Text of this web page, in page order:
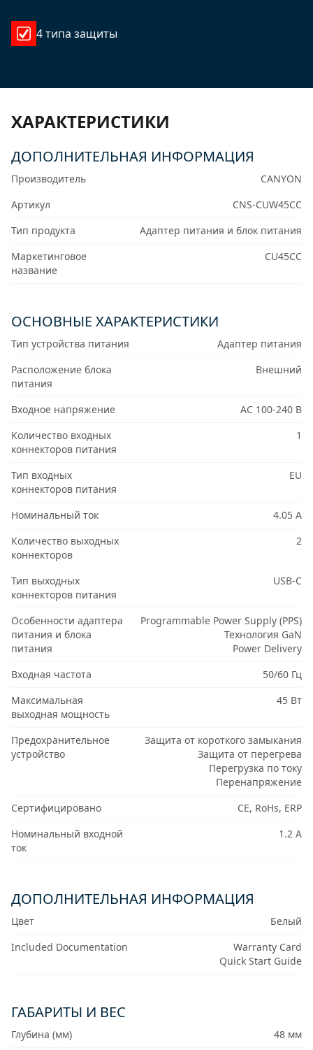
4 типа защиты
ХАРАКТЕРИСТИКИ
ДОПОЛНИТЕЛЬНАЯ ИНФОРМАЦИЯ
Производитель
CANYON
Артикул
CNS-CUW45CC
Тип продукта
Адаптер питания и блок питания
Маркетинговое
название
CU45CC
ОСНОВНЫЕ ХАРАКТЕРИСТИКИ
Тип устройства питания
Адаптер питания
Расположение блока
питания
Внешний
Входное напряжение
AC 100-240 В
Количество входных
коннекторов питания
1
Тип входных
коннекторов питания
EU
Номинальный ток
4.05 А
Количество выходных
коннекторов
2
Тип выходных
коннекторов питания
USB-C
Особенности адаптера
питания и блока
питания
Programmable Power Supply (PPS)
Технология GaN
Power Delivery
Входная частота
50/60 Гц
Максимальная
выходная мощность
45 Вт
Предохранительное
устройство
Защита от короткого замыкания
Защита от перегрева
Перегрузка по току
Перенапряжение
Сертифицировано
CE, RoHs, ERP
Номинальный входной
ток
1.2 А
ДОПОЛНИТЕЛЬНАЯ ИНФОРМАЦИЯ
Цвет
Белый
Included Documentation
Warranty Card
Quick Start Guide
ГАБАРИТЫ И ВЕС
Глубина (мм) 48 мм